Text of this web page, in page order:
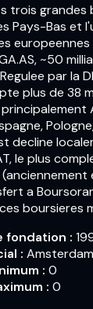
trois grandes
Pays-Bas et
~50
par la
plus de 38
decline
le plus
(anciennement
a
boursieres
fondation :
:
: 0
: 0